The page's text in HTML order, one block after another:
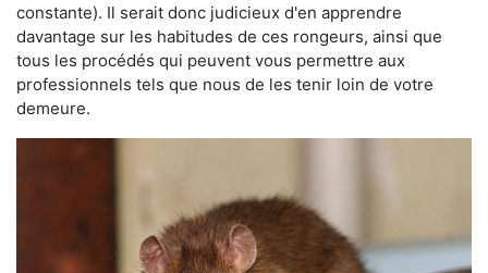
constante). Il serait donc judicieux d'en apprendre
davantage sur les habitudes de ces rongeurs, ainsi que
tous les procédés qui peuvent vous permettre aux
professionnels tels que nous de les tenir loin de votre
demeure.